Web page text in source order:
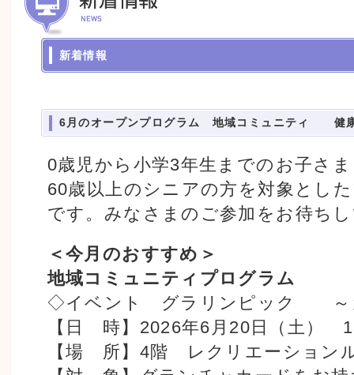
新着情報
6月のオープンプログラム 地域コミュニティ 健
0歳児から小学3年生までのお子さ
60歳以上のシニアの方を対象とし
です。みなさまのご参加をお待ち
＜今月のおすすめ＞
地域コミュニティプログラム
◇イベント グラリンピック ～
【日 時】2026年6月20日（土）
【場 所】4階 レクリエーション